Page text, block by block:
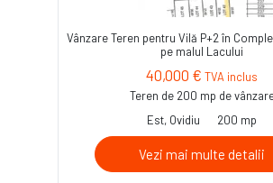
Vânzare Teren pentru Vilă P+2 în
pe malul Lacului
40,000 € TVA inclus
Teren de 200 mp de
Est, Ovidiu
200 mp
Vezi mai multe detalii